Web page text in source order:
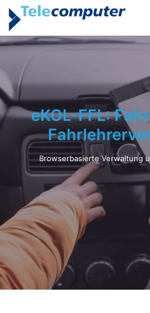
eKOL-FFL:
Browserbasierte Verwaltung